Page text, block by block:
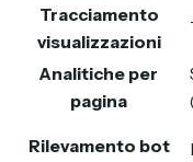
Tracciamento
visualizzazioni
Analitiche per
pagina
Rilevamento bot